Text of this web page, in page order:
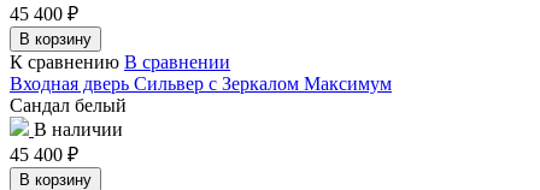
45 400 ₽
В корзину
К сравнению В сравнении
Входная дверь Сильвер с Зеркалом Максимум
Сандал белый
В наличии
45 400 ₽
В корзину